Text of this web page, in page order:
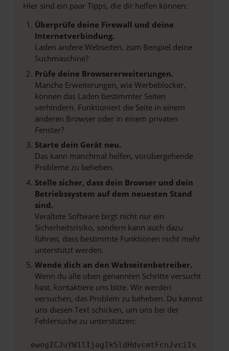
Hier sind ein paar Tipps, die dir helfen können:
Überprüfe deine Firewall und deine
Internetverbindung.
Laden andere Webseiten, zum Beispiel deine
Suchmaschine?
Prüfe deine Browsererweiterungen.
Manche Erweiterungen, wie Werbeblocker,
können das Laden bestimmter Seiten
verhindern. Funktioniert die Seite in einem
anderen Browser oder in einem privaten
Fenster?
Starte dein Gerät neu.
Das kann manchmal helfen, vorübergehende
Probleme zu beheben.
Stelle sicher, dass dein Browser und dein
Betriebssystem auf dem neuesten Stand
sind.
Veraltete Software birgt nicht nur ein
Sicherheitsrisiko, sondern kann auch dazu
führen, dass bestimmte Funktionen nicht mehr
unterstützt werden.
Wende dich an den Webseitenbetreiber.
Wenn du alle oben genannten Schritte versucht
hast, kontaktiere uns bitte. Wir werden
versuchen, das Problem zu beheben. Du kannst
uns diesen Text schicken, um uns bei der
Fehlersuche zu unterstützen:
ewogICJuYW1lIjogIk5ldHdvcmtFcnJvciIs